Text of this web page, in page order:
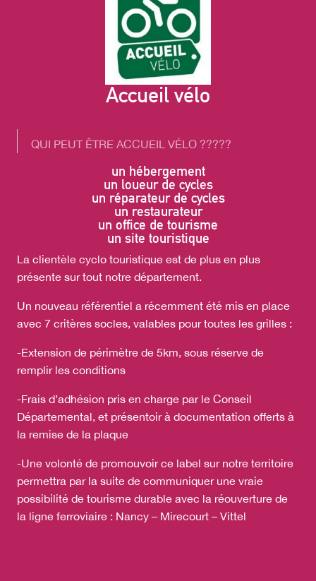
Accueil vélo
QUI PEUT ÊTRE ACCUEIL VÉLO ?????
un hébergement
un loueur de cycles
un réparateur de cycles
un restaurateur
un office de tourisme
un site touristique
La clientèle cyclo touristique est de plus en plus
présente sur tout notre département.
Un nouveau référentiel a récemment été mis en place
avec 7 critères socles, valables pour toutes les grilles :
-Extension de périmètre de 5km, sous réserve de
remplir les conditions
-Frais d’adhésion pris en charge par le Conseil
Départemental, et présentoir à documentation offerts à
la remise de la plaque
-Une volonté de promouvoir ce label sur notre territoire
permettra par la suite de communiquer une vraie
possibilité de tourisme durable avec la réouverture de
la ligne ferroviaire : Nancy – Mirecourt – Vittel